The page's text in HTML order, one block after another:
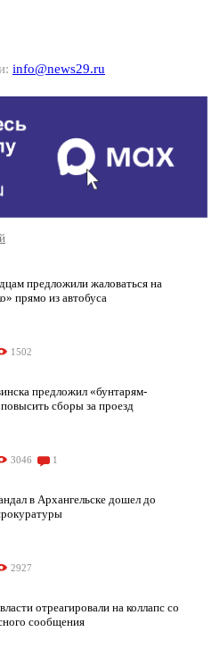
info@news29.ru
предложили жаловаться на
прямо из автобуса
1502
предложил «бунтарям-
сборы за проезд
3046 1
в Архангельске дошел до
2927
отреагировали на коллапс со
сообщения